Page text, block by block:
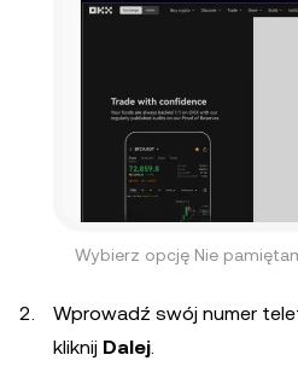
Wybierz opcję Nie
Wprowadź swój numer
kliknij Dalej.